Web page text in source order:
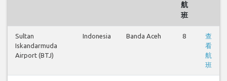
航
班
Sultan
Iskandarmuda
Airport (BTJ)
Indonesia Banda Aceh 8
查
看
航
班